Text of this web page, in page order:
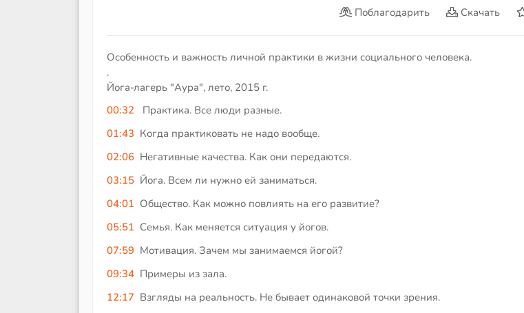
Поблагодарить Скачать
Особенность и важность личной практики в жизни социального человека.
.
Йога-лагерь "Аура", лето, 2015 г.
00:32
Практика. Все люди разные.
01:43 Когда практиковать не надо вообще.
02:06 Негативные качества. Как они передаются.
03:15 Йога. Всем ли нужно ей заниматься.
04:01 Общество. Как можно повлиять на его развитие?
05:51 Семья. Как меняется ситуация у йогов.
07:59 Мотивация. Зачем мы занимаемся йогой?
09:34 Примеры из зала.
12:17 Взгляды на реальность. Не бывает одинаковой точки зрения.